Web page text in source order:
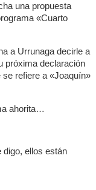
una propuesta
«Cuarto
a Urrunaga decirle a
próxima declaración
refiere a «Joaquín»
ahorita…
ellos están